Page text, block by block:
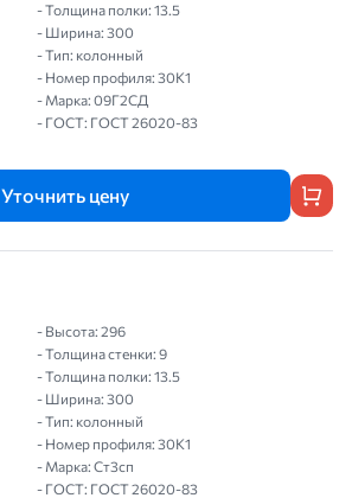
- Толщина полки: 13.5
- Ширина: 300
- Тип: колонный
- Номер профиля: 30К1
- Марка: 09Г2СД
- ГОСТ: ГОСТ 26020-83
Уточнить цену
- Высота: 296
- Толщина стенки: 9
- Толщина полки: 13.5
- Ширина: 300
- Тип: колонный
- Номер профиля: 30К1
- Марка: Ст3сп
- ГОСТ: ГОСТ 26020-83